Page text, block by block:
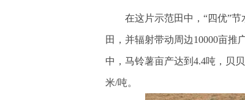
在这片示范田中，“四优”节
田，并辐射带动周边10000亩推
中，马铃薯亩产达到4.4吨，贝
米/吨。